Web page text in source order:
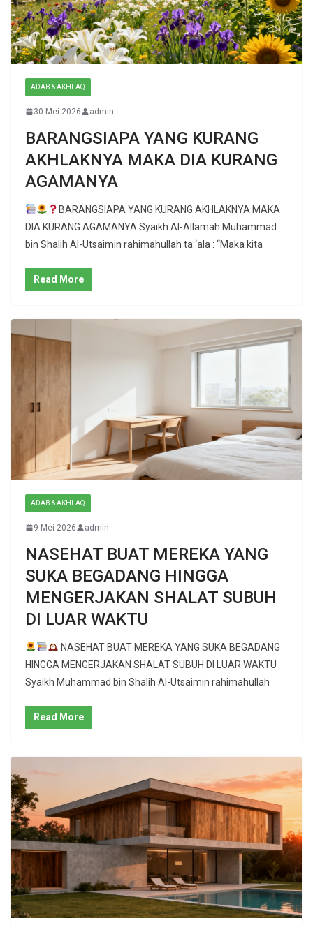
ADAB & AKHLAQ
30 Mei 2026 admin
BARANGSIAPA YANG KURANG
AKHLAKNYA MAKA DIA KURANG
AGAMANYA
BARANGSIAPA YANG KURANG AKHLAKNYA MAKA
DIA KURANG AGAMANYA Syaikh Al-Allamah Muhammad
bin Shalih Al-Utsaimin rahimahullah ta ‘ala : “Maka kita
Read More
ADAB & AKHLAQ
9 Mei 2026 admin
NASEHAT BUAT MEREKA YANG
SUKA BEGADANG HINGGA
MENGERJAKAN SHALAT SUBUH
DI LUAR WAKTU
NASEHAT BUAT MEREKA YANG SUKA BEGADANG
HINGGA MENGERJAKAN SHALAT SUBUH DI LUAR WAKTU
Syaikh Muhammad bin Shalih Al-Utsaimin rahimahullah
Read More